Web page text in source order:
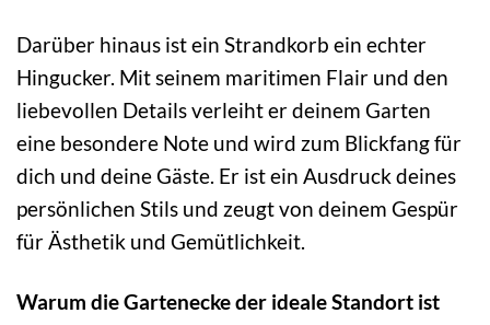
Darüber hinaus ist ein Strandkorb ein echter
Hingucker. Mit seinem maritimen Flair und den
liebevollen Details verleiht er deinem Garten
eine besondere Note und wird zum Blickfang für
dich und deine Gäste. Er ist ein Ausdruck deines
persönlichen Stils und zeugt von deinem Gespür
für Ästhetik und Gemütlichkeit.
Warum die Gartenecke der ideale Standort ist